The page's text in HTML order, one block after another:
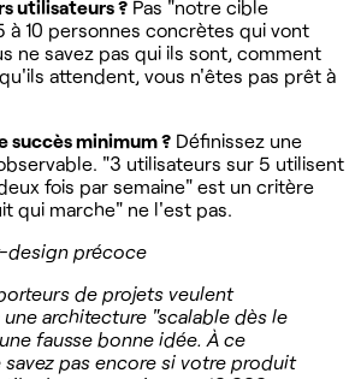
utilisateurs ? Pas "notre cible
à 10 personnes concrètes qui vont
ne savez pas qui ils sont, comment
attendent, vous n'êtes pas prêt à
succès minimum ? Définissez une
"3 utilisateurs sur 5 utilisent
fois par semaine" est un critère
qui marche" ne l'est pas.
design précoce
de projets veulent
architecture "scalable dès le
fausse bonne idée. À ce
savez pas encore si votre produit